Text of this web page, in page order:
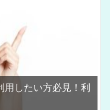
したい方必見！利